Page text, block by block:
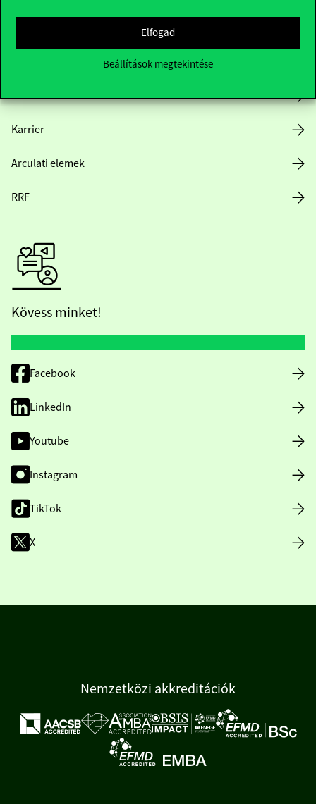
Elfogad
Beállítások megtekintése
Közérdekű adatok
Karrier
Arculati elemek
RRF
Kövess minket!
Facebook
LinkedIn
Youtube
Instagram
TikTok
X
Nemzetközi akkreditációk